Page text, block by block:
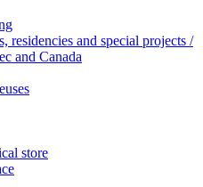
residencies and special projects /
and Canada
store